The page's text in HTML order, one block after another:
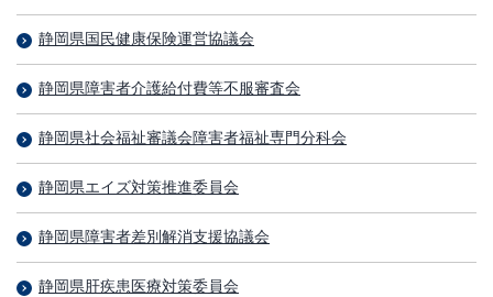
静岡県国民健康保険運営協議会
静岡県障害者介護給付費等不服審査会
静岡県社会福祉審議会障害者福祉専門分科会
静岡県エイズ対策推進委員会
静岡県障害者差別解消支援協議会
静岡県肝疾患医療対策委員会